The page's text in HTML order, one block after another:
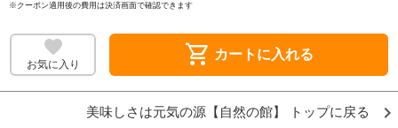
※クーポン適用後の費用は決済画面で確認できます
お気に入り shopping_cart カートに入れる
美味しさは元気の源【自然の館】 トップに戻る